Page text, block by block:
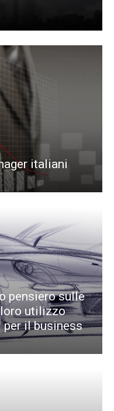
italiani
pensiero sulle
loro utilizzo
il business